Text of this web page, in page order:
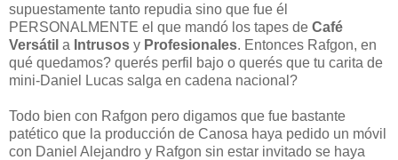
supuestamente tanto repudia sino que fue él
PERSONALMENTE el que mandó los tapes de Café
Versátil a Intrusos y Profesionales. Entonces Rafgon, en
qué quedamos? querés perfil bajo o querés que tu carita de
mini-Daniel Lucas salga en cadena nacional?
Todo bien con Rafgon pero digamos que fue bastante
patético que la producción de Canosa haya pedido un móvil
con Daniel Alejandro y Rafgon sin estar invitado se haya